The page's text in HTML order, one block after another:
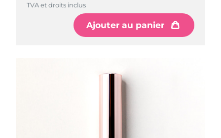
TVA et droits inclus
Ajouter au panier